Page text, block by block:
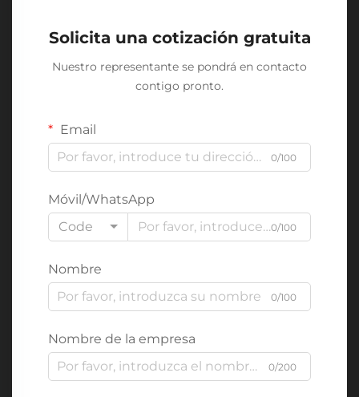
Solicita una cotización gratuita
Nuestro representante se pondrá en contacto
contigo pronto.
Email
0/100
Móvil/WhatsApp
Code
0/100
Nombre
0/100
Nombre de la empresa
0/200